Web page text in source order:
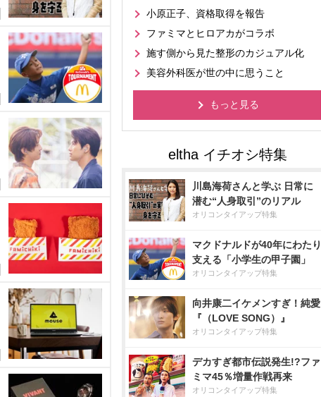
小原正子、資格取得を報告
ファミマとヒロアカがコラボ
施す側から見た整形のカジュアル化
美容外科医が世の中に思うこと
もっと見る
川島海荷さんと学ぶ 日常に
潜む“人身取引”のリアル
オリコンタイアップ特集
マクドナルドが40年にわたり
支える「小学生の甲子園」
オリコンタイアップ特集
向井康二イケメンすぎ！純愛
『（LOVE SONG）』
オリコンタイアップ特集
デカすぎ都市伝説発生!?ファ
ミマ45％増量作戦再来
オリコンタイアップ特集